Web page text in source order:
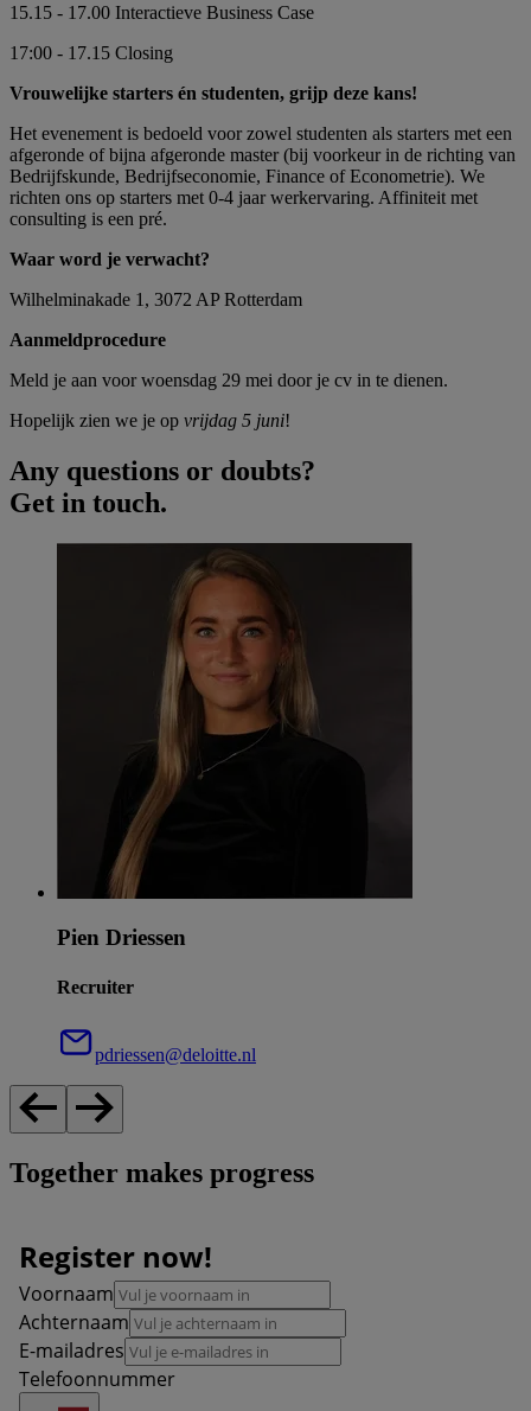
15.15 - 17.00 Interactieve Business Case
17:00 - 17.15 Closing
Vrouwelijke starters én studenten, grijp deze kans!
Het evenement is bedoeld voor zowel studenten als starters met een
afgeronde of bijna afgeronde master (bij voorkeur in de richting van
Bedrijfskunde, Bedrijfseconomie, Finance of Econometrie). We
richten ons op starters met 0-4 jaar werkervaring. Affiniteit met
consulting is een pré.
Waar word je verwacht?
Wilhelminakade 1, 3072 AP Rotterdam
Aanmeldprocedure
Meld je aan voor woensdag 29 mei door je cv in te dienen.
Hopelijk zien we je op vrijdag 5 juni!
Any questions or doubts?
Get in touch.
Pien Driessen
Recruiter
pdriessen@deloitte.nl
Together makes progress